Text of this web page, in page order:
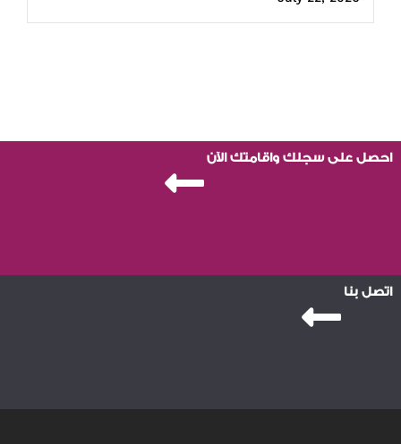
احصل على سجلك واقامتك الآن
اتصل بنا